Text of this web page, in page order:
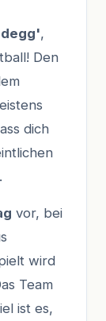
,
Den
dich
vor, bei
wird
Team
ist es,